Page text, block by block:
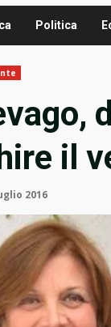
Politica
il
2016